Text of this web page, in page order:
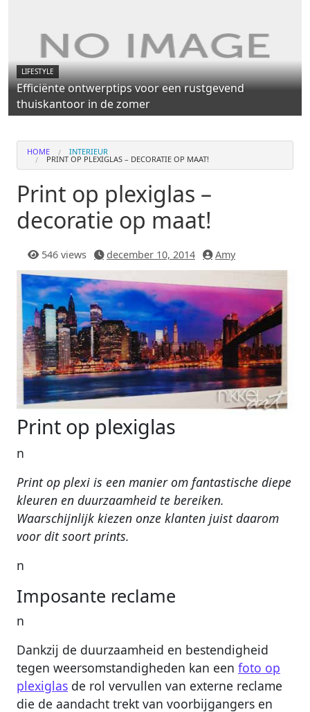
LIFESTYLE
Efficiënte ontwerptips voor een rustgevend
thuiskantoor in de zomer
HOME INTERIEUR
PRINT OP PLEXIGLAS – DECORATIE OP MAAT!
Print op plexiglas –
decoratie op maat!
546 views december 10, 2014 Amy
Print op plexiglas
n
Print op plexi is een manier om fantastische diepe
kleuren en duurzaamheid te bereiken.
Waarschijnlijk kiezen onze klanten juist daarom
voor dit soort prints.
n
Imposante reclame
n
Dankzij de duurzaamheid en bestendigheid
tegen weersomstandigheden kan een foto op
plexiglas de rol vervullen van externe reclame
die de aandacht trekt van voorbijgangers en